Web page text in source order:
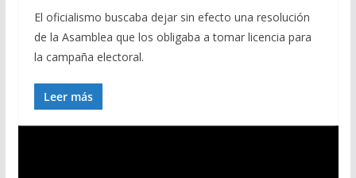
El oficialismo buscaba dejar sin efecto una resolución
de la Asamblea que los obligaba a tomar licencia para
la campaña electoral.
Leer más